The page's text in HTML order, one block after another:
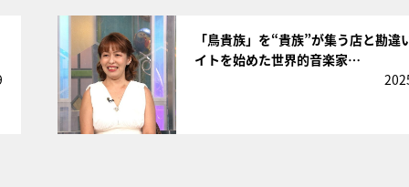
「鳥貴族」を“貴族”が集う店と勘違
イトを始めた世界的音楽家…